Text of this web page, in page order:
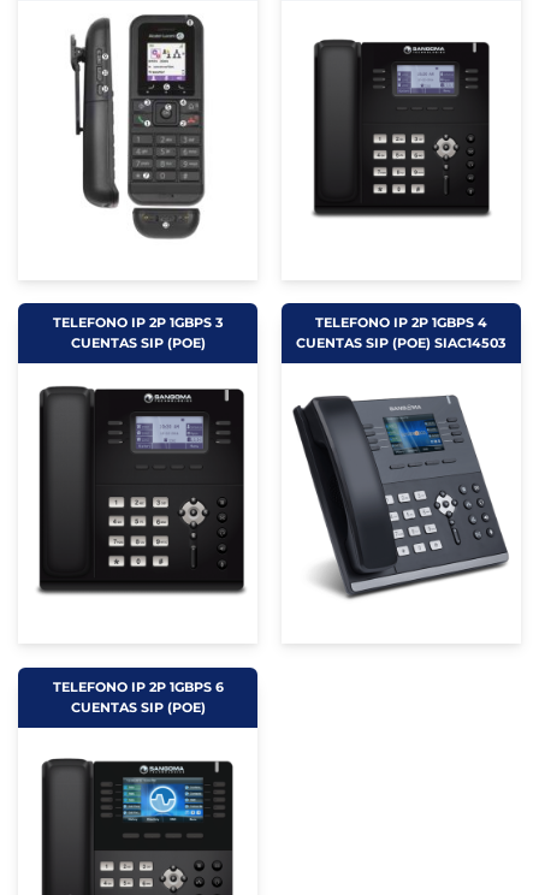
TELEFONO IP 2P 1GBPS 3
CUENTAS SIP (POE)
TELEFONO IP 2P 1GBPS 4
CUENTAS SIP (POE) SIAC14503
TELEFONO IP 2P 1GBPS 6
CUENTAS SIP (POE)